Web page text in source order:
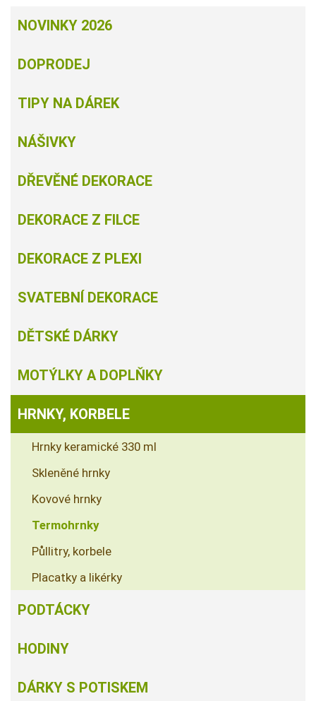
NOVINKY 2026
DOPRODEJ
TIPY NA DÁREK
NÁŠIVKY
DŘEVĚNÉ DEKORACE
DEKORACE Z FILCE
DEKORACE Z PLEXI
SVATEBNÍ DEKORACE
DĚTSKÉ DÁRKY
MOTÝLKY A DOPLŇKY
HRNKY, KORBELE
Hrnky keramické 330 ml
Skleněné hrnky
Kovové hrnky
Termohrnky
Půllitry, korbele
Placatky a likérky
PODTÁCKY
HODINY
DÁRKY S POTISKEM